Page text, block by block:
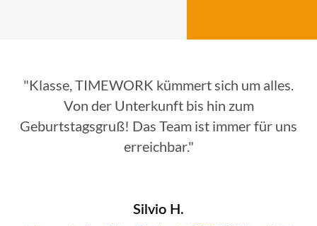
"Klasse, TIMEWORK kümmert sich um alles.
Von der Unterkunft bis hin zum
Geburtstagsgruß! Das Team ist immer für uns
erreichbar."
Silvio H.